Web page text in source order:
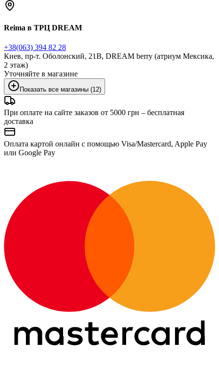
Reima в ТРЦ DREAM
+38(063) 394 82 28
Киев, пр-т. Оболонский, 21В, DREAM berry (атриум Мексика,
2 этаж)
Уточняйте в магазине
Показать все магазины (12)
При оплате на сайте заказов от 5000 грн – бесплатная
доставка
Оплата картой онлайн с помощью Visa/Mastercard, Apple Pay
или Google Pay